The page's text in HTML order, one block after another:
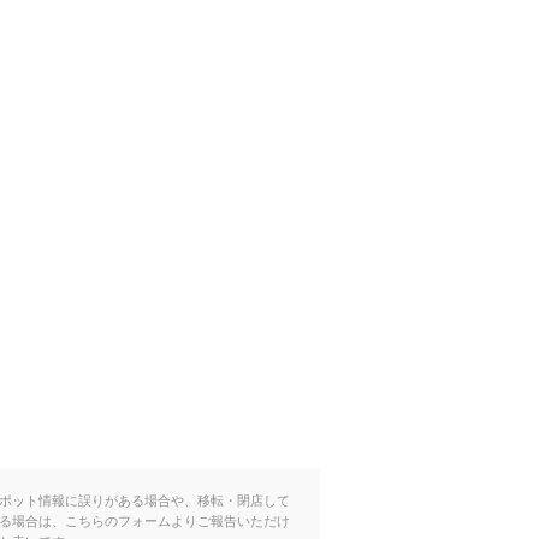
ット情報に誤りがある場合や、移転・閉店して
場合は、こちらのフォームよりご報告いただけ